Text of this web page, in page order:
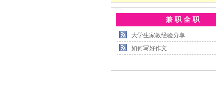
兼 职 全 职
大学生家教经验分享
如何写好作文